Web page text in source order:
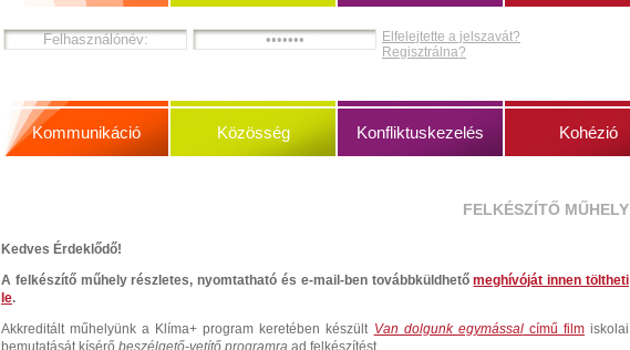
Elfelejtette a jelszavát?
Regisztrálna?
Kommunikáció Közösség Konfliktuskezelés Kohézió
FELKÉSZÍTŐ MŰHELY
Kedves Érdeklődő!
A felkészítő műhely részletes, nyomtatható és e-mail-ben továbbküldhetőmeghívóját innen töltheti
le.
Akkreditált műhelyünk a Klíma+ program keretében készült Van dolgunk egymássalcímű filmiskolai
bemutatását kísérő beszélgető-vetítő programra ad felkészítést.